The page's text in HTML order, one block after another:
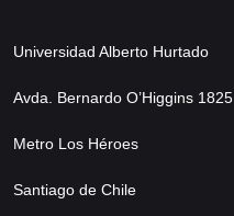
Universidad Alberto Hurtado
Avda. Bernardo O’Higgins 1825
Metro Los Héroes
Santiago de Chile